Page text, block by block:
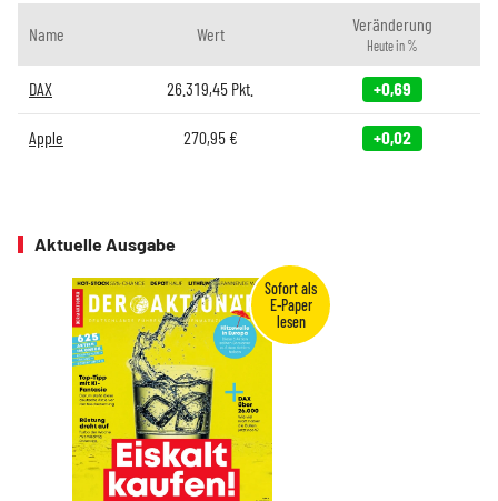
Name Wert Veränderung
Heute in %
DAX 26.319,45 Pkt. +0,69
Apple 270,95€ +0,02
Aktuelle Ausgabe